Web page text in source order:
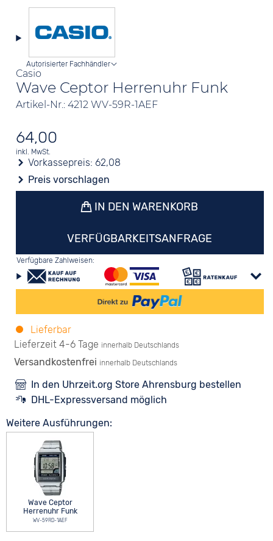
Casio
Wave Ceptor Herrenuhr Funk
Artikel-Nr.: 4212 WV-59R-1AEF
Autorisierter Fachhändler
64,00
inkl. MwSt.
Vorkassepreis: 62,08
Preis vorschlagen
IN DEN WARENKORB
VERFÜGBARKEITSANFRAGE
Verfügbare Zahlweisen:
Lieferbar
Lieferzeit 4-6 Tage innerhalb Deutschlands
Versandkostenfrei innerhalb Deutschlands
In den Uhrzeit.org Store Ahrensburg bestellen
DHL-Expressversand möglich
Weitere Ausführungen:
Wave Ceptor
Herrenuhr Funk
WV-59RD-1AEF